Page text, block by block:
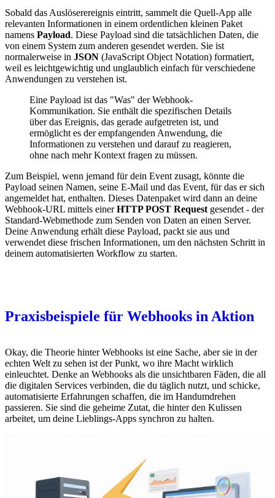
Sobald das Auslöserereignis eintritt, sammelt die Quell-App alle
relevanten Informationen in einem ordentlichen kleinen Paket
namens Payload. Diese Payload sind die tatsächlichen Daten, die
von einem System zum anderen gesendet werden. Sie ist
normalerweise in JSON (JavaScript Object Notation) formatiert,
weil es leichtgewichtig und unglaublich einfach für verschiedene
Anwendungen zu verstehen ist.
Eine Payload ist das "Was" der Webhook-
Kommunikation. Sie enthält die spezifischen Details
über das Ereignis, das gerade aufgetreten ist, und
ermöglicht es der empfangenden Anwendung, die
Informationen zu verstehen und darauf zu reagieren,
ohne nach mehr Kontext fragen zu müssen.
Zum Beispiel, wenn jemand für dein Event zusagt, könnte die
Payload seinen Namen, seine E-Mail und das Event, für das er sich
angemeldet hat, enthalten. Dieses Datenpaket wird dann an deine
Webhook-URL mittels einerHTTP POST Requestgesendet - der
Standard-Webmethode zum Senden von Daten an einen Server.
Deine Anwendung erhält diese Payload, packt sie aus und
verwendet diese frischen Informationen, um den nächsten Schritt in
deinem automatisierten Workflow zu starten.
Praxisbeispiele für Webhooks in Aktion
Okay, die Theorie hinter Webhooks ist eine Sache, aber sie in der
echten Welt zu sehen ist der Punkt, wo ihre Macht wirklich
einleuchtet. Denke an Webhooks als die unsichtbaren Fäden, die all
die digitalen Services verbinden, die du täglich nutzt, und schicke,
automatisierte Erfahrungen schaffen, die im Handumdrehen
passieren. Sie sind die geheime Zutat, die hinter den Kulissen
arbeitet, um deine Lieblings-Apps synchron zu halten.